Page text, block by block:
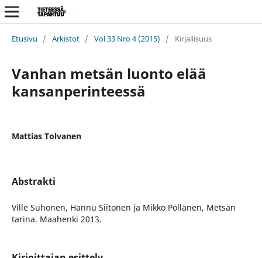
Etusivu / Arkistot / Vol 33 Nro 4 (2015) / Kirjallisuus
Vanhan metsän luonto elää
kansanperinteessä
Mattias Tolvanen
Abstrakti
Ville Suhonen, Hannu Siitonen ja Mikko Pöllänen, Metsän
tarina. Maahenki 2013.